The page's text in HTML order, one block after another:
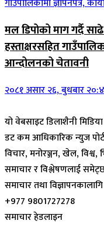
मल डिपोको माग गर्दै
हस्ताक्षरसहित
आन्दोलनको चेतावनी
२०८१ असार २६, बुधबार
यो वेबसाइट डिलाशैनी मिडिया
डट कम आधिकारिक न्युज
विचार, मनोरञ्जन, खेल,
समाचार र विश्लेषणलाई
समाचार तथा विज्ञापनकालागि
+977 9801727278
समाचार हेडलाइन